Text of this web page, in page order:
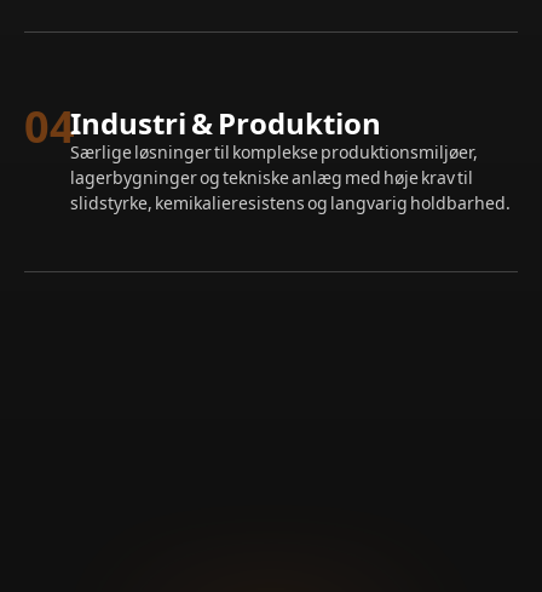
04Industri & Produktion
Særlige løsninger til komplekse produktionsmiljøer,
lagerbygninger og tekniske anlæg med høje krav til
slidstyrke, kemikalieresistens og langvarig holdbarhed.